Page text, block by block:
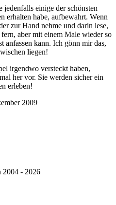
jedenfalls einige der schönsten
erhalten habe, aufbewahrt. Wenn
zur Hand nehme und darin lese,
aber mit einem Male wieder so
anfassen kann. Ich gönn mir das,
liegen!
irgendwo versteckt haben,
her vor. Sie werden sicher ein
erleben!
2009
- 2026